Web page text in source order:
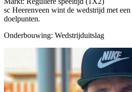
sc Heerenveen wint de wedstrijd met
doelpunten.
Onderbouwing: Wedstrijduitslag